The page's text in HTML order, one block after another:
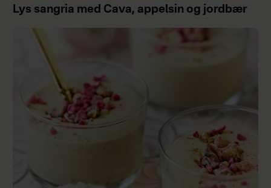
Lys sangria med Cava, appelsin og jordbær